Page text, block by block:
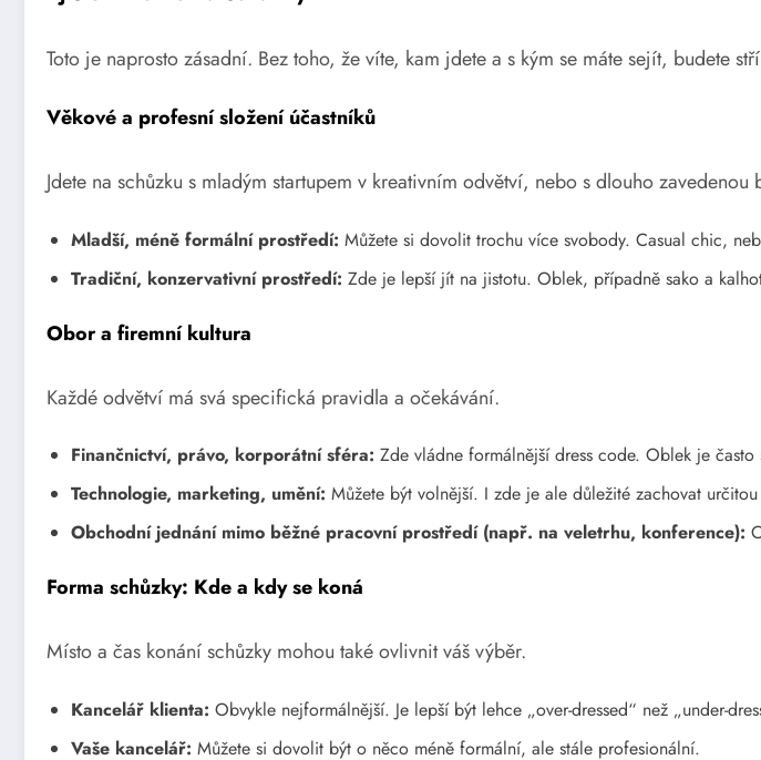
Toto je naprosto zásadní. Bez toho, že víte, kam jdete a s kým se máte sejít, budete
Věkové a profesní složení účastníků
Jdete na schůzku s mladým startupem v kreativním odvětví, nebo s dlouho
Mladší, méně formální prostředí: Můžete si dovolit trochu více svobody. Casual chic,
Tradiční, konzervativní prostředí: Zde je lepší jít na jistotu. Oblek, případně sako a
Obor a firemní kultura
Každé odvětví má svá specifická pravidla a očekávání.
Finančnictví, právo, korporátní sféra: Zde vládne formálnější dress code. Oblek je často
Technologie, marketing, umění: Můžete být volnější. I zde je ale důležité zachovat
Obchodní jednání mimo běžné pracovní prostředí (např. na veletrhu, konference):
Forma schůzky: Kde a kdy se koná
Místo a čas konání schůzky mohou také ovlivnit váš výběr.
Kancelář klienta: Obvykle nejformálnější. Je lepší být lehce „over-dressed“ než „under-
Vaše kancelář: Můžete si dovolit být o něco méně formální, ale stále profesionální.